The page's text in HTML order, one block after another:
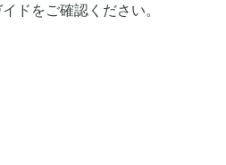
ドをご確認ください。​